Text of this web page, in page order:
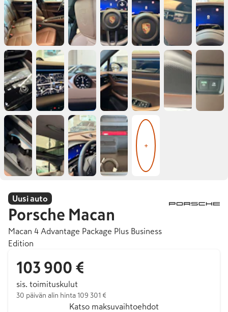
+
Uusi auto
Porsche Macan
Macan 4 Advantage Package Plus Business
Edition
103 900 €
sis. toimituskulut
30 päivän alin hinta 109 301 €
Katso maksuvaihtoehdot